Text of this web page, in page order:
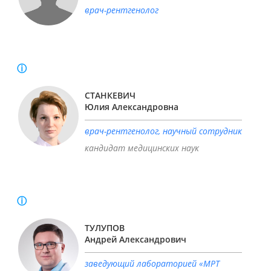
исследовательский государственный университет» г.
Новосибирск
Свидетельство об аккредитации специалиста:
врач-рентгенолог
Образование:
Новосибирский государственный медицинский
институт, Рентгенология, 2012
Специальность:
Врач-рентгенолог.
Ученая степень:
Кандидат медицинских наук.
Стаж работы:
13 лет
Свидетельство об аккредитации по рентгенологии:
СТАНКЕВИЧ
Юлия Александровна
врач-рентгенолог, научный сотрудник
кандидат медицинских наук
Образование:
Московский государственный университет им.
М.В. Ломоносова, 2005.
Специальность: Врач-рентгенолог.
Ученая степень:
Доктор медицинских наук, профессор РАН,
член-корреспондент РАН
ТУЛУПОВ
Андрей Александрович
заведующий лабораторией «МРТ